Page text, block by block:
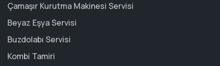
Çamaşır Kurutma Makinesi Servisi
Beyaz Eşya Servisi
Buzdolabı Servisi
Kombi Tamiri